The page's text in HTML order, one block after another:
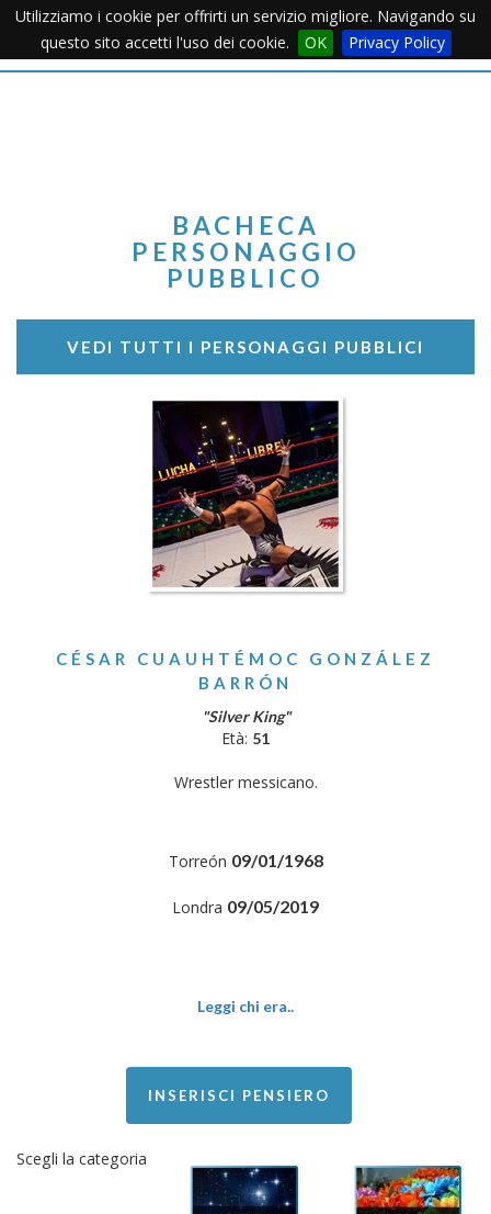
Utilizziamo i cookie per offrirti un servizio migliore. Navigando su
questo sito accetti l'uso dei cookie.
OK Privacy PolicyMenu
BACHECA
PERSONAGGIO
PUBBLICO
VEDI TUTTI I PERSONAGGI PUBBLICI
CÉSAR CUAUHTÉMOC GONZÁLEZ
BARRÓN
"Silver King"
Età: 51
Wrestler messicano.
Torreón 09/01/1968
Londra 09/05/2019
Leggi chi era..
INSERISCI PENSIERO
Scegli la categoria